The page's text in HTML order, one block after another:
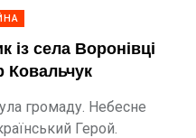
із села Воронівці
Ковальчук
громаду. Небесне
Герой.